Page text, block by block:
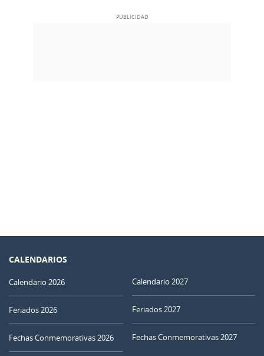
CALENDARIOS
Calendario 2026
Feriados 2026
Fechas Conmemorativas 2026
Calendario 2027
Feriados 2027
Fechas Conmemorativas 2027